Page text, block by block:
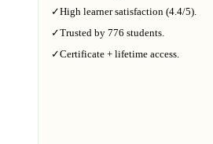
✓High learner satisfaction (4.4/5).
✓Trusted by 776 students.
✓Certificate + lifetime access.